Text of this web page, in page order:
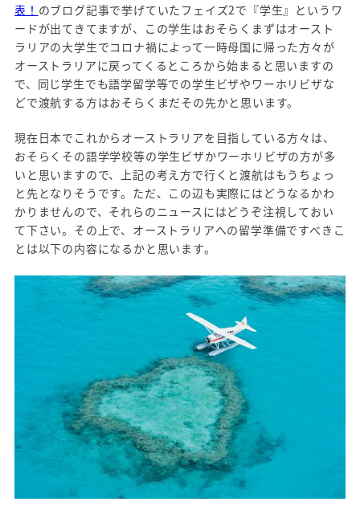
表！ のブログ記事で挙げていたフェイズ2で『学生』というワ
ードが出てきてますが、この学生はおそらくまずはオースト
ラリアの大学生でコロナ禍によって一時母国に帰った方々が
オーストラリアに戻ってくるところから始まると思いますの
で、同じ学生でも語学留学等での学生ビザやワーホリビザな
どで渡航する方はおそらくまだその先かと思います。
現在日本でこれからオーストラリアを目指している方々は、
おそらくその語学学校等の学生ビザかワーホリビザの方が多
いと思いますので、上記の考え方で行くと渡航はもうちょっ
と先となりそうです。ただ、この辺も実際にはどうなるかわ
かりませんので、それらのニュースにはどうぞ注視しておい
て下さい。その上で、オーストラリアへの留学準備ですべきこ
とは以下の内容になるかと思います。